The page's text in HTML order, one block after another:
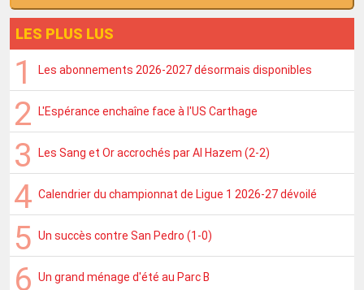
LES PLUS LUS
Les abonnements 2026-2027 désormais disponibles
L'Espérance enchaîne face à l'US Carthage
Les Sang et Or accrochés par Al Hazem (2-2)
Calendrier du championnat de Ligue 1 2026-27 dévoilé
Un succès contre San Pedro (1-0)
Un grand ménage d'été au Parc B